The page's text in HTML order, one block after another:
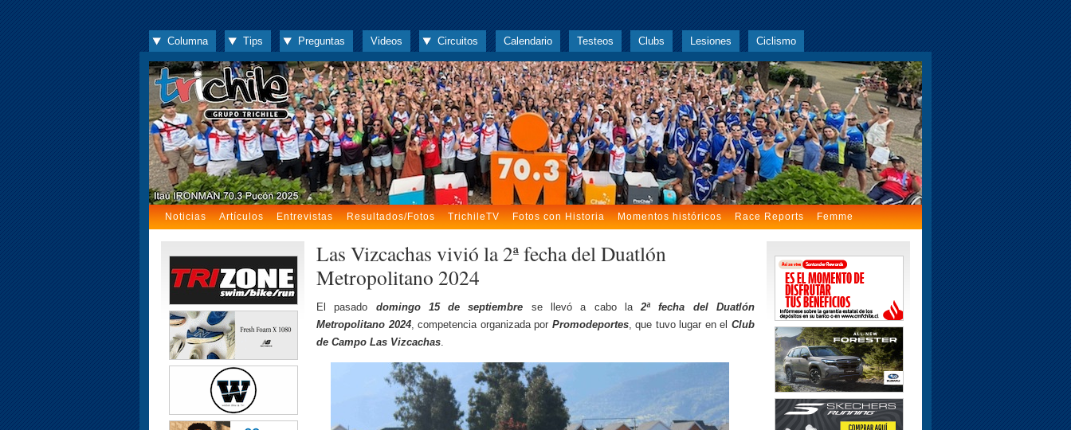
Columna Tips Preguntas Videos Circuitos Calendario Testeos Clubs Lesiones Ciclismo
Noticias Artículos Entrevistas Resultados/Fotos TrichileTV Fotos con Historia Momentos históricos Race Reports Femme
Las Vizcachas vivió la 2ª fecha del Duatlón
Metropolitano 2024
El pasado domingo 15 de septiembre se llevó a cabo la2ª fecha del Duatlón
Metropolitano 2024, competencia organizada por Promodeportes, que tuvo lugar en elClub
de Campo Las Vizcachas.